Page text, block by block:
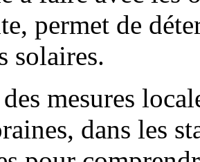
permet de
solaires.
mesures
dans les